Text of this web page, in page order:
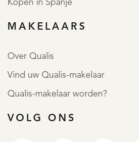
Kopen in Spanje
MAKELAARS
Over Qualis
Vind uw Qualis-makelaar
Qualis-makelaar worden?
VOLG ONS